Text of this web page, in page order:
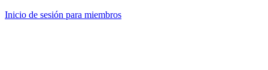
Inicio de sesión para miembros